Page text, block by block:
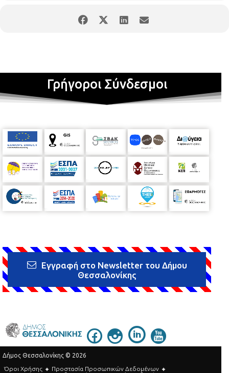
Γρήγοροι Σύνδεσμοι
Εγγραφή στο Newsletter του Δήμου
Θεσσαλονίκης
Δήμος Θεσσαλονίκης © 2026
Όροι Χρήσης
Προστασία Προσωπικών Δεδομένων